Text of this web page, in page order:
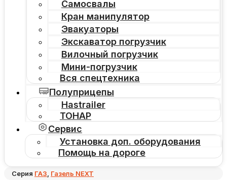
Самосвалы
Кран манипулятор
Эвакуаторы
Экскаватор погрузчик
Вилочный погрузчик
Мини-погрузчик
Вся спецтехника
Полуприцепы
Hastrailer
ТОНАР
Сервис
Установка доп. оборудования
Помощь на дороге
Серия ГАЗ, Газель NEXT